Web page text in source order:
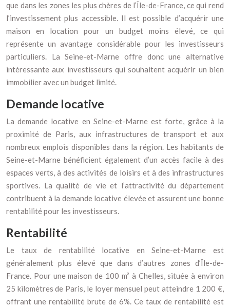
que dans les zones les plus chères de l’Île-de-France, ce qui rend
l’investissement plus accessible. Il est possible d’acquérir une
maison en location pour un budget moins élevé, ce qui
représente un avantage considérable pour les investisseurs
particuliers. La Seine-et-Marne offre donc une alternative
intéressante aux investisseurs qui souhaitent acquérir un bien
immobilier avec un budget limité.
Demande locative
La demande locative en Seine-et-Marne est forte, grâce à la
proximité de Paris, aux infrastructures de transport et aux
nombreux emplois disponibles dans la région. Les habitants de
Seine-et-Marne bénéficient également d’un accès facile à des
espaces verts, à des activités de loisirs et à des infrastructures
sportives. La qualité de vie et l’attractivité du département
contribuent à la demande locative élevée et assurent une bonne
rentabilité pour les investisseurs.
Rentabilité
Le taux de rentabilité locative en Seine-et-Marne est
généralement plus élevé que dans d’autres zones d’Île-de-
France. Pour une maison de 100 m² à Chelles, située à environ
25 kilomètres de Paris, le loyer mensuel peut atteindre 1 200 €,
offrant une rentabilité brute de 6%. Ce taux de rentabilité est